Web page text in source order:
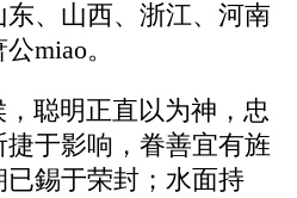
、山西、浙江、河南
miao。
聪明正直以为神，忠
于影响，眷善宜有旌
錫于荣封；水面持